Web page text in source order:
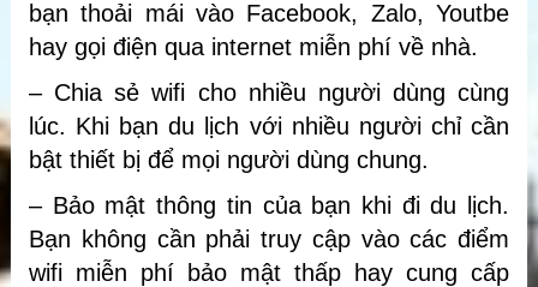
bạn thoải mái vào Facebook, Zalo, Youtbe
hay gọi điện qua internet miễn phí về nhà.
– Chia sẻ wifi cho nhiều người dùng cùng
lúc. Khi bạn du lịch với nhiều người chỉ cần
bật thiết bị để mọi người dùng chung.
– Bảo mật thông tin của bạn khi đi du lịch.
Bạn không cần phải truy cập vào các điểm
wifi miễn phí bảo mật thấp hay cung cấp